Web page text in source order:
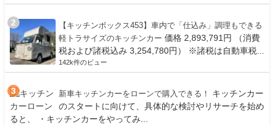
【キッチンボックス453】車内で「仕込み」調理もできる
軽トラサイズのキッチンカー 価格 2,893,791円 （消費
税および諸税込み 3,254,780円） ※諸税は自動車税...
142k件のビュー
新車キッチンカーをローンで購入できる！
キッチンカー
のスタートに向けて、具体的な検討やリサーチを始め
ると、 ・キッチンカーをやってみ...